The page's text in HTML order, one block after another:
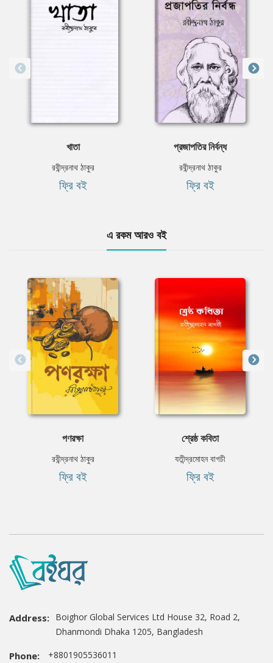
খাতা
রবীন্দ্রনাথ ঠাকুর
ফ্রি বই
প্রজাপতির নির্বন্ধ
রবীন্দ্রনাথ ঠাকুর
ফ্রি বই
এ রকম আরও বই
পণরক্ষা
রবীন্দ্রনাথ ঠাকুর
ফ্রি বই
শ্রেষ্ঠ কবিতা
যতীন্দ্রমোহন বাগচী
ফ্রি বই
Address: Boighor Global Services Ltd House 32, Road 2,
Dhanmondi Dhaka 1205, Bangladesh
Phone: +8801905536011